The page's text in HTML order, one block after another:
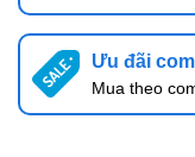
Ưu đãi
Mua theo